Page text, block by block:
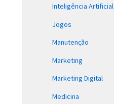
Inteligência Artificial
Jogos
Manutenção
Marketing
Marketing Digital
Medicina